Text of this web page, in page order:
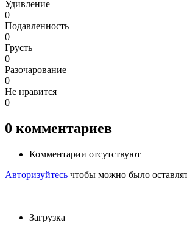
Удивление
0
Подавленность
0
Грусть
0
Разочарование
0
Не нравится
0
0 комментариев
Комментарии отсутствуют
Авторизуйтесь чтобы можно было
Загрузка